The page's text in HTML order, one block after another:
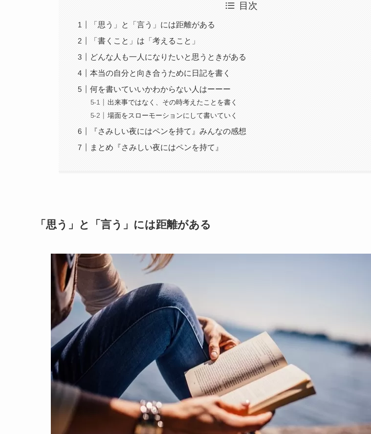
目次
「思う」と「言う」には距離がある
「書くこと」は「考えること」
どんな人も一人になりたいと思うときがある
本当の自分と向き合うために日記を書く
何を書いていいかわからない人はーーー
出来事ではなく、その時考えたことを書く
場面をスローモーションにして書いていく
『さみしい夜にはペンを持て』みんなの感想
まとめ『さみしい夜にはペンを持て』
「思う」と「言う」には距離がある